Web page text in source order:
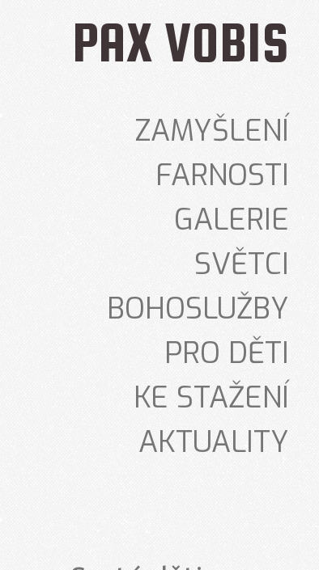
PAX VOBIS
ZAMYŠLENÍ
FARNOSTI
GALERIE
SVĚTCI
BOHOSLUŽBY
PRO DĚTI
KE STAŽENÍ
AKTUALITY